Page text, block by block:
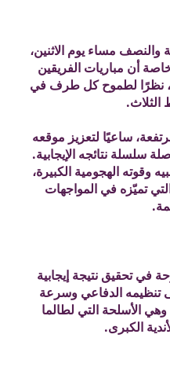
والنصف مساء يوم الاثنين،
أن مباريات الفريقين
نظرًا لطموح كل طرف في
الثلاث.
ساعيًا لتعزيز موقعه
سلسلة نتائجه الإيجابية.
وقوته الهجومية الكبيرة،
تميّزه في المواجهات
في تحقيق نتيجة إيجابية
تنظيمه الدفاعي وسرعة
الأسلحة التي لطالما
الكبرى.